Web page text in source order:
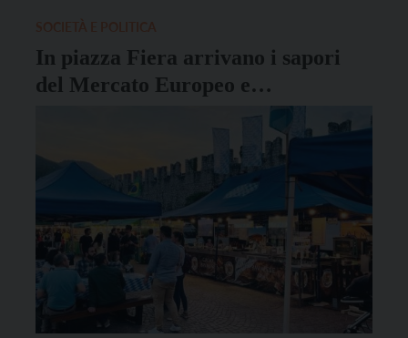
In piazza Fiera arrivano i sapori
del Mercato Europeo e